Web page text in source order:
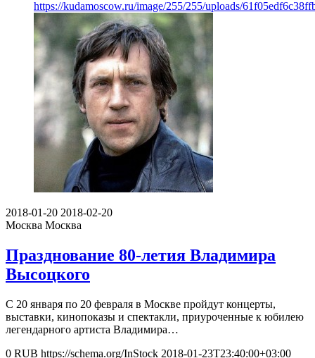
https://kudamoscow.ru/image/255/255/uploads/
2018-01-20 2018-02-20
Москва Москва
Празднование 80-летия Владимира
Высоцкого
С 20 января по 20 февраля в Москве пройдут концерты,
выставки, кинопоказы и спектакли, приуроченные к юбилею
легендарного артиста Владимира…
0 RUB https://schema.org/InStock 2018-01-23T23:40:00+03:00